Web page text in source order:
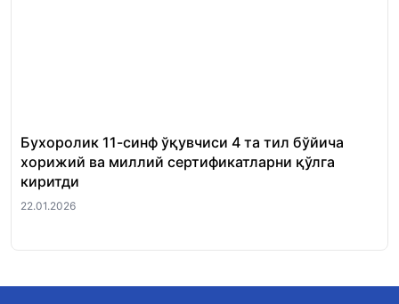
Бухоролик 11-синф ўқувчиси 4 та тил бўйича
хорижий ва миллий сертификатларни қўлга
киритди
22.01.2026